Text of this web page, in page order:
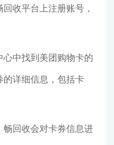
回收平台上注册账号，
心中找到美团购物卡的
的详细信息，包括卡
畅回收会对卡券信息进